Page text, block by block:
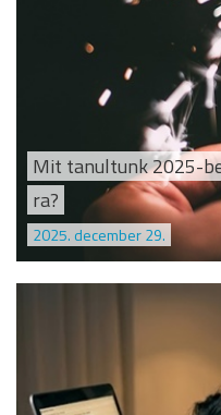
Mit tanultunk 2025-
ra?
2025. december 29.